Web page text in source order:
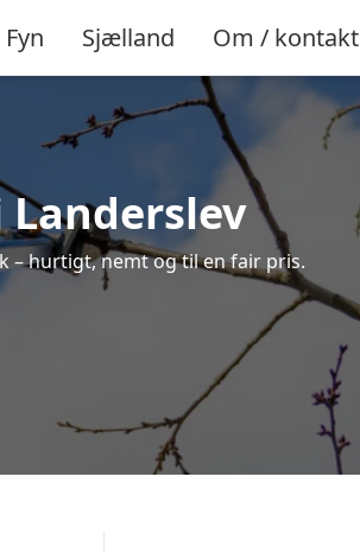
Fyn Sjælland Om / kontakt
– hurtigt, nemt og til en fair pris.